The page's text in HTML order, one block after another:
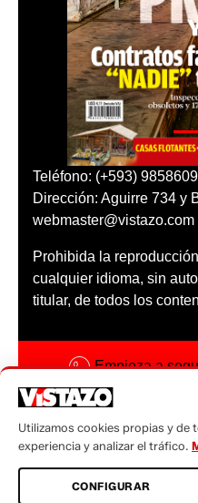
Teléfono: (+593)
Dirección: Aguirre 734 y
webmaster@vistazo.com
Prohibida la
cualquier idioma, sin
titular, de todos los
Empieza a
Código ética
Sugerencias a:
Utilizamos cookies propias y de
experiencia y analizar el tráfico.
CONFIGURAR